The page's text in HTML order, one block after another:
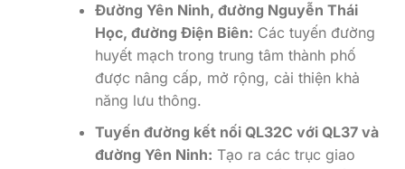
Đường Yên Ninh, đường Nguyễn Thái
Học, đường Điện Biên: Các tuyến đường
huyết mạch trong trung tâm thành phố
được nâng cấp, mở rộng, cải thiện khả
năng lưu thông.
Tuyến đường kết nối QL32C với QL37 và
đường Yên Ninh: Tạo ra các trục giao